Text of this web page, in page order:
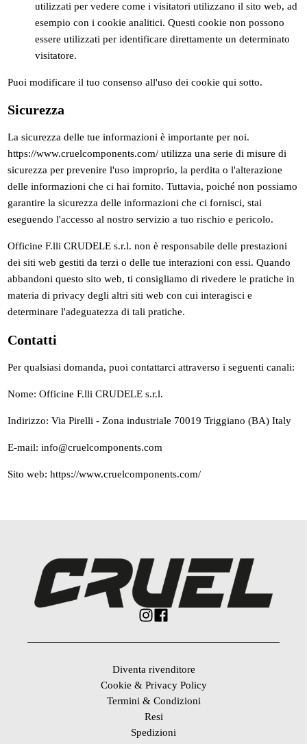
utilizzati per vedere come i visitatori utilizzano il sito web, ad
esempio con i cookie analitici. Questi cookie non possono
essere utilizzati per identificare direttamente un determinato
visitatore.
Puoi modificare il tuo consenso all'uso dei cookie qui sotto.
Sicurezza
La sicurezza delle tue informazioni è importante per noi.
https://www.cruelcomponents.com/ utilizza una serie di misure di
sicurezza per prevenire l'uso improprio, la perdita o l'alterazione
delle informazioni che ci hai fornito. Tuttavia, poiché non possiamo
garantire la sicurezza delle informazioni che ci fornisci, stai
eseguendo l'accesso al nostro servizio a tuo rischio e pericolo.
Officine F.lli CRUDELE s.r.l. non è responsabile delle prestazioni
dei siti web gestiti da terzi o delle tue interazioni con essi. Quando
abbandoni questo sito web, ti consigliamo di rivedere le pratiche in
materia di privacy degli altri siti web con cui interagisci e
determinare l'adeguatezza di tali pratiche.
Contatti
Per qualsiasi domanda, puoi contattarci attraverso i seguenti canali:
Nome: Officine F.lli CRUDELE s.r.l.
Indirizzo: Via Pirelli - Zona industriale 70019 Triggiano (BA) Italy
E-mail: info@cruelcomponents.com
Sito web: https://www.cruelcomponents.com/
Diventa rivenditore
Cookie & Privacy Policy
Termini & Condizioni
Resi
Spedizioni